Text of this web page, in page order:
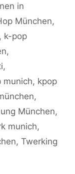
in
München,
, k-pop
,
,
munich, kpop
,
München,
munich,
, Twerking